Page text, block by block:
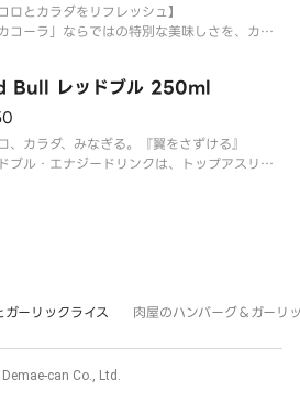
ロとカラダをリフレッシュ】
カコーラ」ならではの特別な美味しさを、カロ
年以上にわたり、国境や文化を越えて世界
々に愛されており、その規模は200以上
Bull レッドブル 250ml
、カラダ、みなぎる。『翼をさずける』
ブル・エナジードリンクは、トップアスリー
ーリックライス 肉屋のハンバーグ＆ガー
can Co., Ltd.